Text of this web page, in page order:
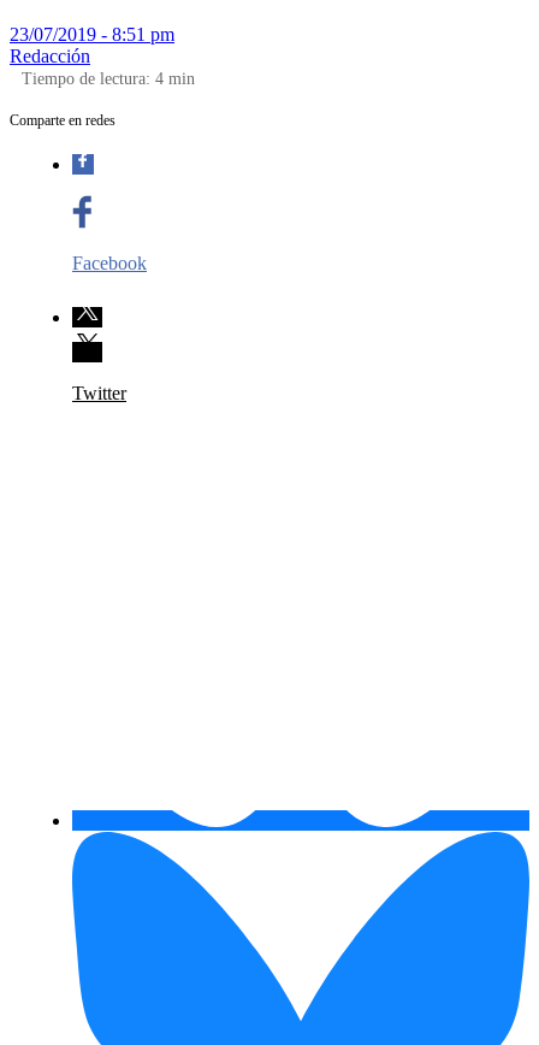
23/07/2019 - 8:51 pm
Redacción
Tiempo de lectura: 4 min
Comparte en redes
Facebook
Twitter